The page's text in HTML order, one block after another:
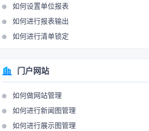
如何设置单位报表
如何进行报表输出
如何进行清单锁定
门户网站
如何做网站管理
如何进行新闻图管理
如何进行展示图管理